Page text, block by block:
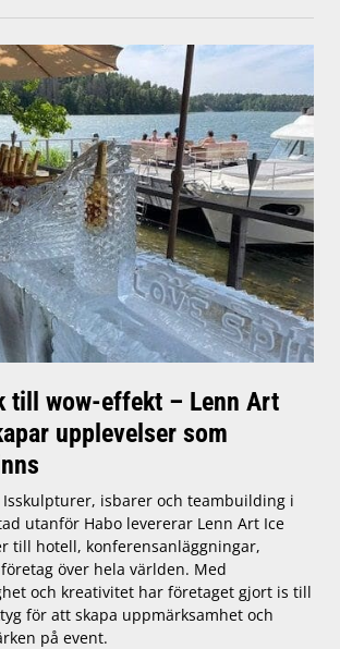
till wow-effekt – Lenn Art
upplevelser som
Isskulpturer, isbarer och teambuilding i
utanför Habo levererar Lenn Art Ice
till hotell, konferensanläggningar,
över hela världen. Med
och kreativitet har företaget gjort is till
för att skapa uppmärksamhet och
på event.